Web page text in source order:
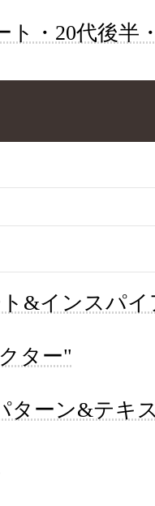
ト・20代後半
&インスパ
ター"
ターン&テキ